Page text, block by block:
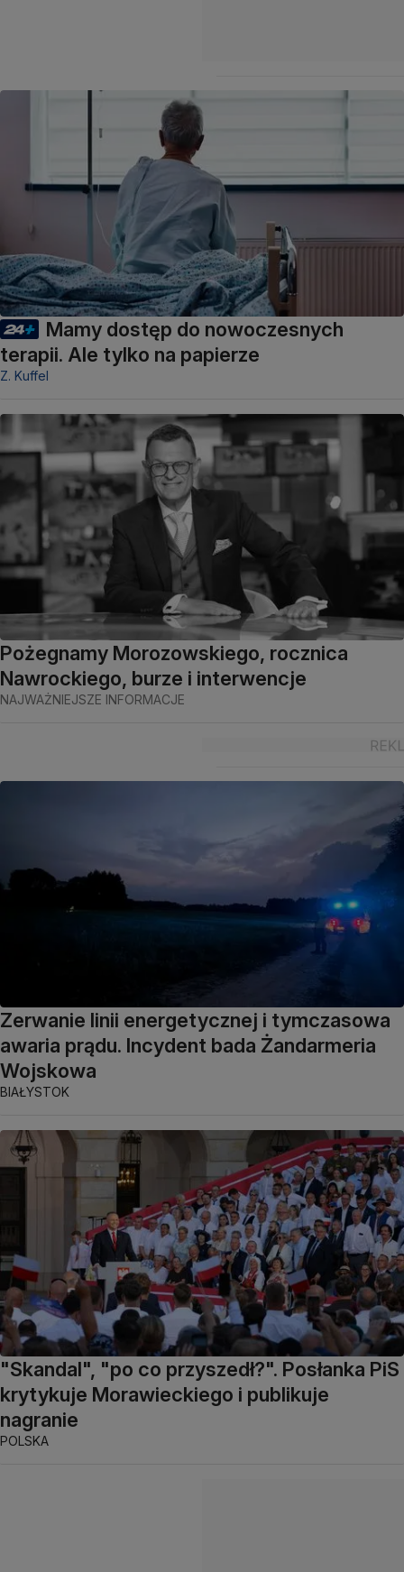
Mamy dostęp do nowoczesnych
terapii. Ale tylko na papierze
Z. Kuffel
Pożegnamy Morozowskiego, rocznica
Nawrockiego, burze i interwencje
NAJWAŻNIEJSZE INFORMACJE
Zerwanie linii energetycznej i tymczasowa
awaria prądu. Incydent bada Żandarmeria
Wojskowa
BIAŁYSTOK
"Skandal", "po co przyszedł?". Posłanka PiS
krytykuje Morawieckiego i publikuje
nagranie
POLSKA